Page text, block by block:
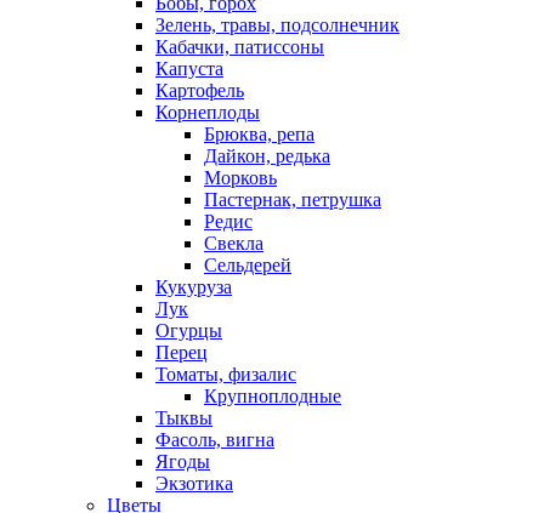
Зелень, травы, подсолнечник
Кабачки, патиссоны
Капуста
Картофель
Корнеплоды
Брюква, репа
Дайкон, редька
Морковь
Пастернак, петрушка
Редис
Свекла
Сельдерей
Кукуруза
Лук
Огурцы
Перец
Томаты, физалис
Крупноплодные
Тыквы
Фасоль, вигна
Ягоды
Экзотика
Цветы